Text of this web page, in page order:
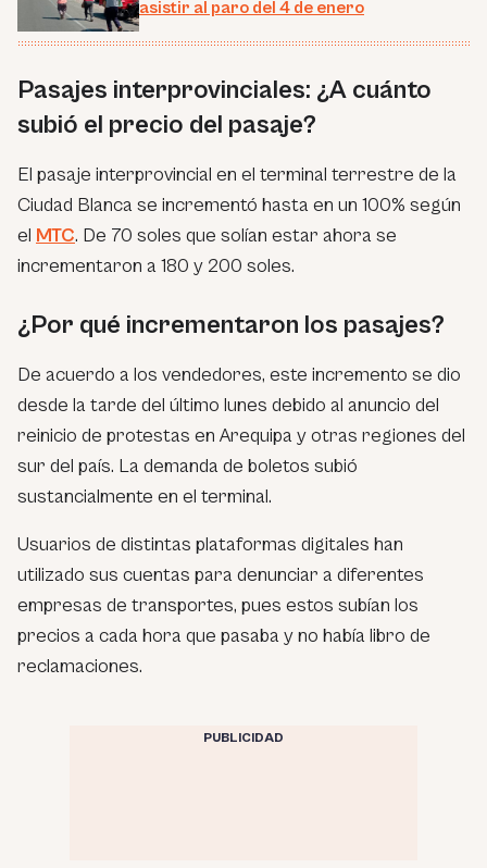
asistir al paro del 4 de enero
Pasajes interprovinciales: ¿A cuánto
subió el precio del pasaje?
El pasaje interprovincial en el terminal terrestre de la
Ciudad Blanca se incrementó hasta en un 100% según
el MTC. De 70 soles que solían estar ahora se
incrementaron a 180 y 200 soles.
¿Por qué incrementaron los pasajes?
De acuerdo a los vendedores, este incremento se dio
desde la tarde del último lunes debido al anuncio del
reinicio de protestas en Arequipa y otras regiones del
sur del país. La demanda de boletos subió
sustancialmente en el terminal.
Usuarios de distintas plataformas digitales han
utilizado sus cuentas para denunciar a diferentes
empresas de transportes, pues estos subían los
precios a cada hora que pasaba y no había libro de
reclamaciones.
PUBLICIDAD